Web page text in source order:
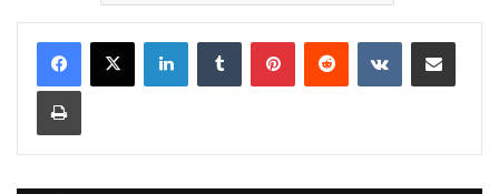
LinkedInTumblr PinterestReddit VKontakteCompartir vía Mail
Print